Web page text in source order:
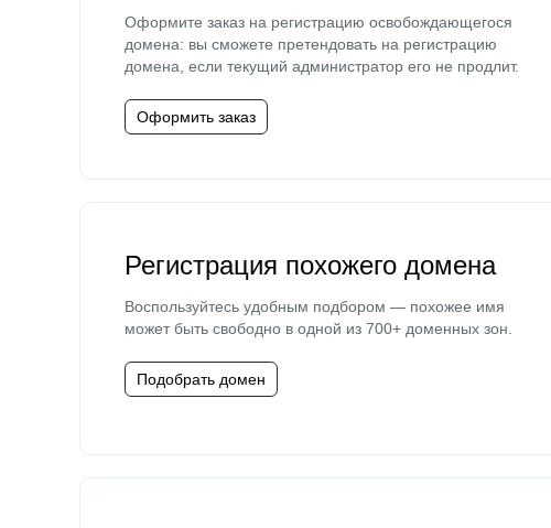
Оформите заказ на регистрацию освобождающегося
домена: вы сможете претендовать на регистрацию
домена, если текущий администратор его не продлит.
Оформить заказ
Регистрация похожего домена
Воспользуйтесь удобным подбором — похожее имя
может быть свободно в одной из 700+ доменных зон.
Подобрать домен